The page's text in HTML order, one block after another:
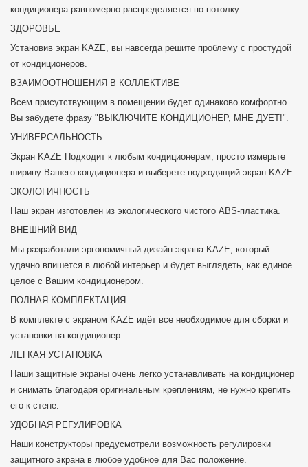
кондиционера равномерно распределяется по потолку.
ЗДОРОВЬЕ
Установив экран KAZE, вы навсегда решите проблему с простудой
от кондиционеров.
ВЗАИМООТНОШЕНИЯ В КОЛЛЕКТИВЕ
Всем присутствующим в помещении будет одинаково комфортно.
Вы забудете фразу "ВЫКЛЮЧИТЕ КОНДИЦИОНЕР, МНЕ ДУЕТ!".
УНИВЕРСАЛЬНОСТЬ
Экран KAZE Подходит к любым кондиционерам, просто измерьте
ширину Вашего кондиционера и выберете подходящий экран KAZE.
ЭКОЛОГИЧНОСТЬ
Наш экран изготовлен из экологического чистого ABS-пластика.
ВНЕШНИЙ ВИД
Мы разработали эргономичный дизайн экрана KAZE, который
удачно впишется в любой интерьер и будет выглядеть, как единое
целое с Вашим кондиционером.
ПОЛНАЯ КОМПЛЕКТАЦИЯ
В комплекте с экраном KAZE идёт все необходимое для сборки и
установки на кондиционер.
ЛЕГКАЯ УСТАНОВКА
Наши защитные экраны очень легко устанавливать на кондиционер
и снимать благодаря оригинальным креплениям, не нужно крепить
его к стене.
УДОБНАЯ РЕГУЛИРОВКА
Наши конструкторы предусмотрели возможность регулировки
защитного экрана в любое удобное для Вас положение.